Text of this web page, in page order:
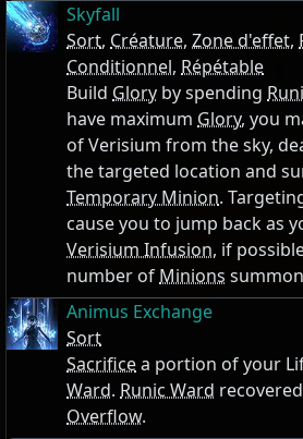
Skyfall
Sort, Créature, Zone d'effet,
Conditionnel, Répétable
Build Glory by spending
have maximum Glory, you
of Verisium from the sky,
the targeted location and
Temporary Minion.
cause you to jump back as
Verisium Infusion, if
number of Minions
Animus Exchange
Sort
Sacrificea portion of your
Ward. Runic Ward
Overflow.